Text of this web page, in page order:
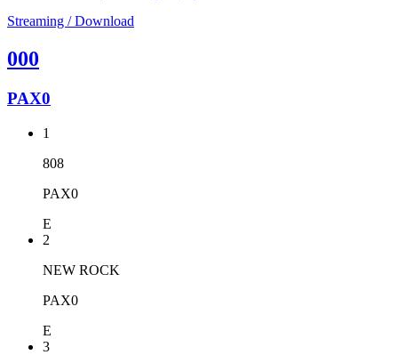
Streaming / Download
000
PAX0
1
808
PAX0
E
2
NEW ROCK
PAX0
E
3